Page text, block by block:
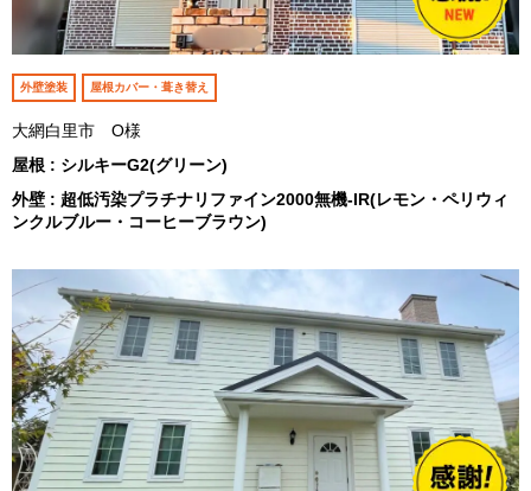
外壁塗装 屋根カバー・葺き替え
大網白里市 O様
屋根 : シルキーG2(グリーン)
外壁 : 超低汚染プラチナリファイン2000無機-IR(レモン・ペリウィ
ンクルブルー・コーヒーブラウン)